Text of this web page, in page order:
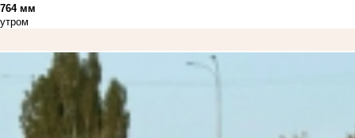
764 мм
утром